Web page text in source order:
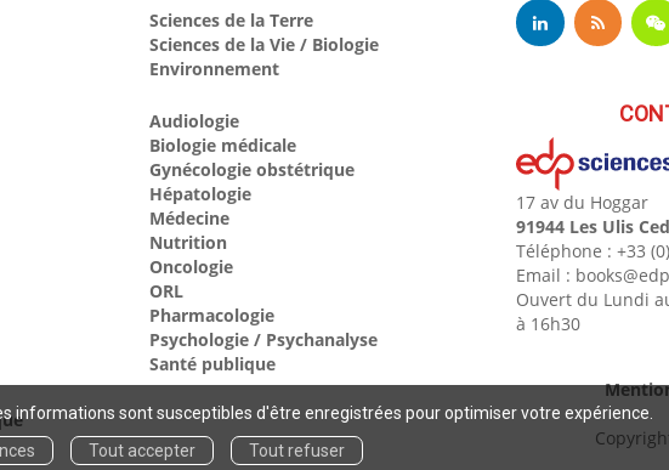
informations sont susceptibles d'être enregistrées pour optimiser votre expérience.
Tout accepter Tout refuser
Sciences de la Terre
Sciences de la Vie / Biologie
Environnement
Audiologie
Biologie médicale
Gynécologie obstétrique
Hépatologie
Médecine
Nutrition
Oncologie
ORL
Pharmacologie
Psychologie / Psychanalyse
Santé publique
17 av du Hoggar
91944 Les Ulis
Téléphone : +33
Email :
Ouvert du Lundi
à 16h30